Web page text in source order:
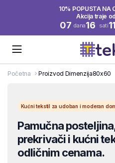
10% POPUSTA NA
Akcija traje
07 dana16 sati11
Početna Proizvod Dimenzija80x60
Kućni tekstil za udoban i moderan
Pamučna
prekrivači i kućni
odličnim cenama.